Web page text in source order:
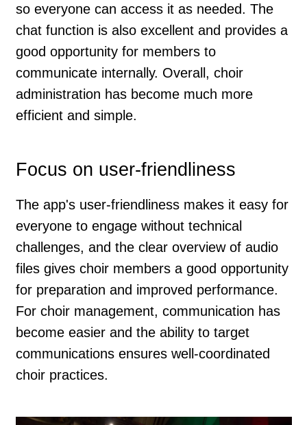
so everyone can access it as needed. The
chat function is also excellent and provides a
good opportunity for members to
communicate internally. Overall, choir
administration has become much more
efficient and simple.
Focus on user-friendliness
The app's user-friendliness makes it easy for
everyone to engage without technical
challenges, and the clear overview of audio
files gives choir members a good opportunity
for preparation and improved performance.
For choir management, communication has
become easier and the ability to target
communications ensures well-coordinated
choir practices.